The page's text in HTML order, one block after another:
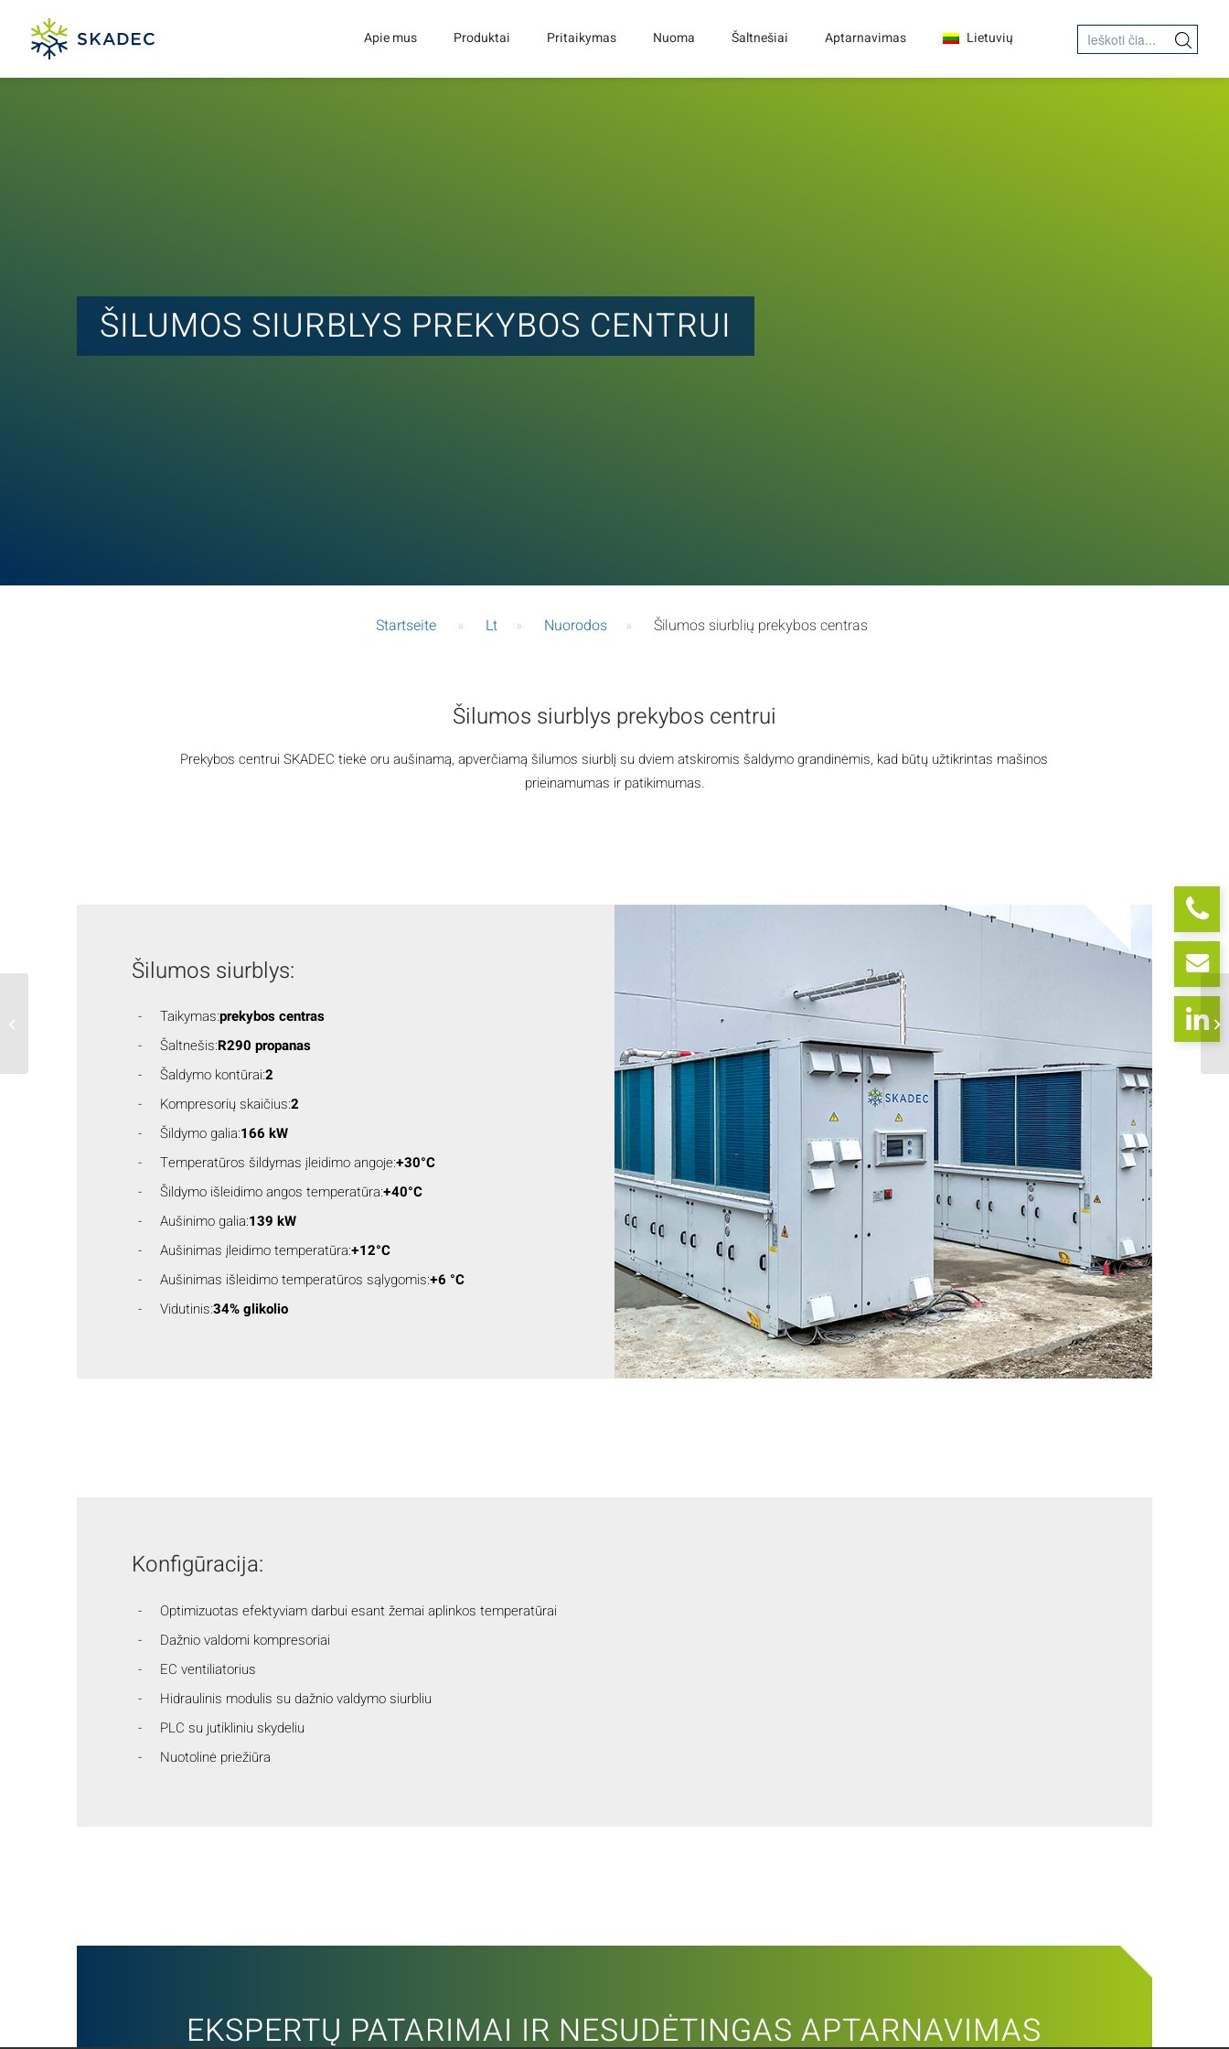
Apie mus Produktai Pritaikymas Nuoma Šaltnešiai Aptarnavimas Lietuvių Search
for: Search Button
ŠILUMOS SIURBLYS PREKYBOS CENTRUI
Startseite » Lt » Nuorodos » Šilumos siurblių prekybos centras
Šilumos siurblys prekybos centrui
Prekybos centrui SKADEC tiekė oru aušinamą, apverčiamą šilumos siurblį su dviem atskiromis šaldymo grandinėmis, kad būtų užtikrintas mašinos
prieinamumas ir patikimumas.
Šilumos siurblys:
Taikymas:prekybos centras
Šaltnešis:R290 propanas
Šaldymo kontūrai:2
Kompresorių skaičius:2
Šildymo galia:166 kW
Temperatūros šildymas įleidimo angoje:+30°C
Šildymo išleidimo angos temperatūra:+40°C
Aušinimo galia:139 kW
Aušinimas įleidimo temperatūra:+12°C
Aušinimas išleidimo temperatūros sąlygomis:+6 °C
Vidutinis:34% glikolio
Konfigūracija:
Optimizuotas efektyviam darbui esant žemai aplinkos temperatūrai
Dažnio valdomi kompresoriai
EC ventiliatorius
Hidraulinis modulis su dažnio valdymo siurbliu
PLC su jutikliniu skydeliu
Nuotolinė priežiūra
EKSPERTŲ PATARIMAI IR NESUDĖTINGAS APTARNAVIMAS